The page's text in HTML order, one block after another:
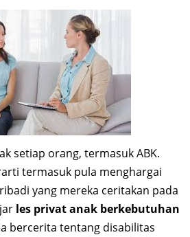
setiap orang, termasuk ABK.
termasuk pula menghargai
yang mereka ceritakan pada
les privat anak berkebutuhan
bercerita tentang disabilitas